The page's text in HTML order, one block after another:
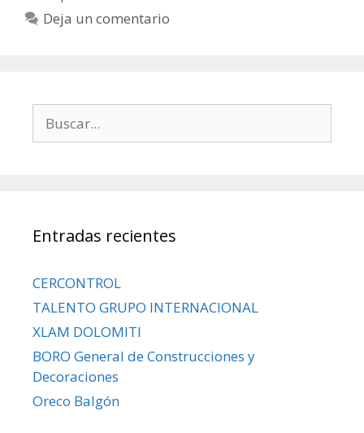
Deja un comentario
Entradas recientes
CERCONTROL
TALENTO GRUPO INTERNACIONAL
XLAM DOLOMITI
BORO General de Construcciones y
Decoraciones
Oreco Balgón